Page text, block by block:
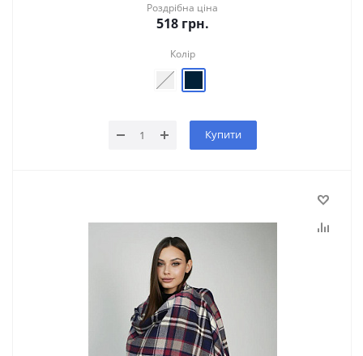
Роздрібна ціна
518грн.
Колір
Купити